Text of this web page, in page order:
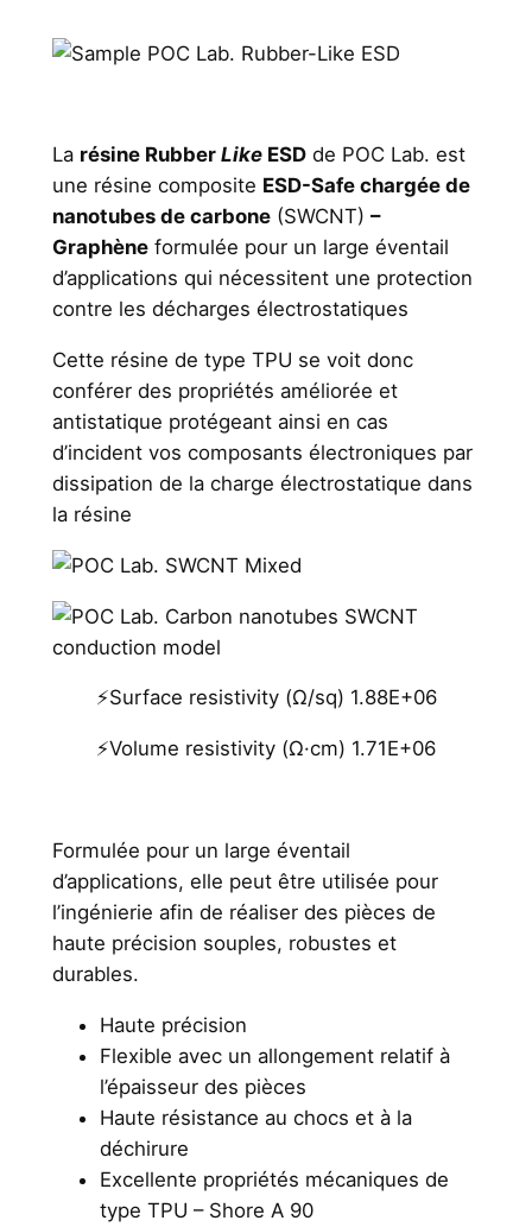
:
1
,
6
7
€
à
2
4
0
€
O
a
R
é
n
e
R
u
b
b
r
L
La résine Rubber LikeESDde POC Lab. est
une résine composite ESD-Safe chargée de
nanotubes de carbone(SWCNT) –
Graphèneformulée pour un large éventail
d’applications qui nécessitent une protection
contre les décharges électrostatiques
Cette résine de type TPU se voit donc
conférer des propriétés améliorée et
antistatique protégeant ainsi en cas
d’incident vos composants électroniques par
dissipation de la charge électrostatique dans
la résine
⚡Surface resistivity (Ω/sq) 1.88E+06
⚡Volume resistivity (Ω·cm) 1.71E+06
Formulée pour un large éventail
d’applications, elle peut être utilisée pour
l’ingénierie afin de réaliser des pièces de
haute précision souples, robustes et
durables.
Haute précision
Flexible avec un allongement relatif à
l’épaisseur des pièces
Haute résistance au chocs et à la
déchirure
Excellente propriétés mécaniques de
type TPU – Shore A 90